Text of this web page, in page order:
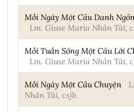
Mỗi Ngày Một Câu Danh
Lm. Giuse Maria Nhân Tài,
Mỗi Tuần Sống Một Câu Lời
Lm. Giuse Maria Nhân Tài,
Mỗi Ngày Một Câu Chuyện
Nhân Tài, csjb.